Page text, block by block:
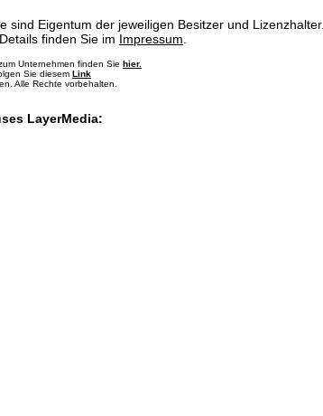
sind Eigentum der jeweiligen Besitzer und Lizenzhalter.
finden Sie im Impressum
Unternehmen finden Sie hier.
Sie diesem Link
Alle Rechte vorbehalten.
LayerMedia: